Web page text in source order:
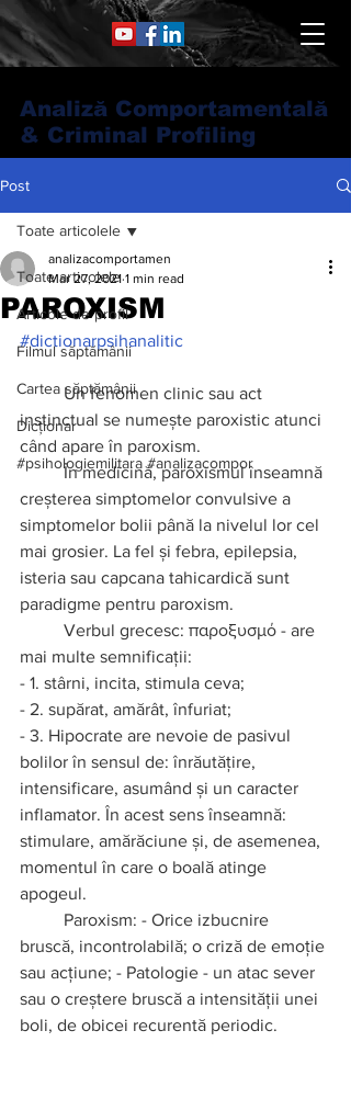
Analiză Comportamentală
& Criminal Profiling
Post
Toate articolele
Articole de profil
Filmul săptămânii
Cartea săptămânii
Dicționar
#psihologiemilitara #analizacompor
Toate articolele
PAROXISM
analizacomportamen
Mar 27, 2021 1 min read
#dictionarpsihanalitic
Un fenomen clinic sau act
instinctual se numește paroxistic atunci
când apare în paroxism.
În medicină, paroxismul înseamnă
creșterea simptomelor convulsive a
simptomelor bolii până la nivelul lor cel
mai grosier. La fel și febra, epilepsia,
isteria sau capcana tahicardică sunt
paradigme pentru paroxism.
Verbul grecesc: παροξυσμό - are
mai multe semnificații:
- 1. stârni, incita, stimula ceva;
- 2. supărat, amărât, înfuriat;
- 3. Hipocrate are nevoie de pasivul
bolilor în sensul de: înrăutățire,
intensificare, asumând și un caracter
inflamator. În acest sens înseamnă:
stimulare, amărăciune și, de asemenea,
momentul în care o boală atinge
apogeul.
Paroxism: - Orice izbucnire
bruscă, incontrolabilă; o criză de emoție
sau acțiune; - Patologie - un atac sever
sau o creștere bruscă a intensității unei
boli, de obicei recurentă periodic.